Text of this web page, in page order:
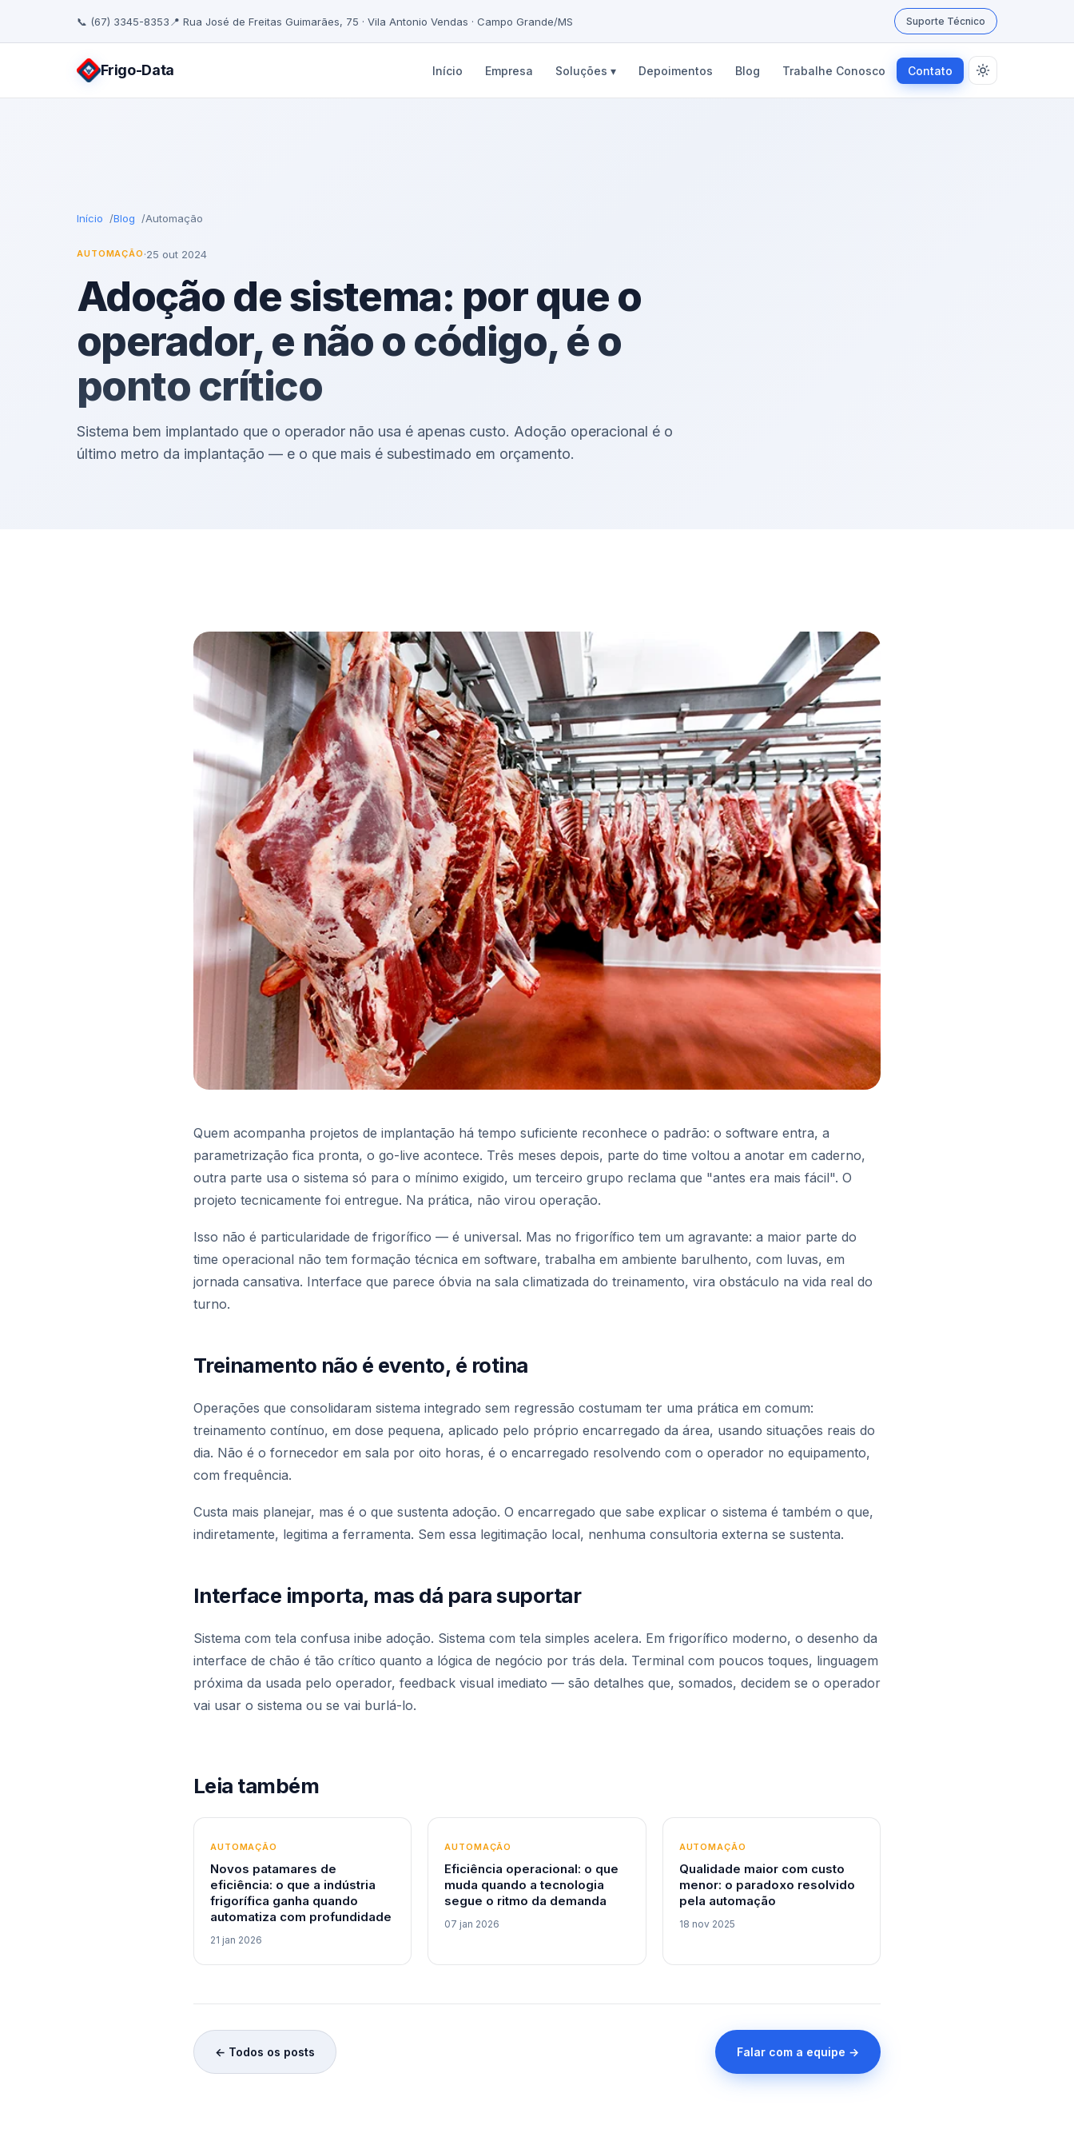
📞 (67) 3345-8353 📍 Rua José de Freitas Guimarães, 75 · Vila Antonio Vendas · Campo Grande/MS Suporte Técnico
Frigo-Data Início Empresa Soluções ▾ Depoimentos Blog Trabalhe Conosco Contato
Início Blog Automação
AUTOMAÇÃO ·25 out 2024
Adoção de sistema: por que o
operador, e não o código, é o
ponto crítico
Sistema bem implantado que o operador não usa é apenas custo. Adoção operacional é o
último metro da implantação — e o que mais é subestimado em orçamento.
Quem acompanha projetos de implantação há tempo suficiente reconhece o padrão: o software entra, a
parametrização fica pronta, o go-live acontece. Três meses depois, parte do time voltou a anotar em caderno,
outra parte usa o sistema só para o mínimo exigido, um terceiro grupo reclama que "antes era mais fácil". O
projeto tecnicamente foi entregue. Na prática, não virou operação.
Isso não é particularidade de frigorífico — é universal. Mas no frigorífico tem um agravante: a maior parte do
time operacional não tem formação técnica em software, trabalha em ambiente barulhento, com luvas, em
jornada cansativa. Interface que parece óbvia na sala climatizada do treinamento, vira obstáculo na vida real do
turno.
Treinamento não é evento, é rotina
Operações que consolidaram sistema integrado sem regressão costumam ter uma prática em comum:
treinamento contínuo, em dose pequena, aplicado pelo próprio encarregado da área, usando situações reais do
dia. Não é o fornecedor em sala por oito horas, é o encarregado resolvendo com o operador no equipamento,
com frequência.
Custa mais planejar, mas é o que sustenta adoção. O encarregado que sabe explicar o sistema é também o que,
indiretamente, legitima a ferramenta. Sem essa legitimação local, nenhuma consultoria externa se sustenta.
Interface importa, mas dá para suportar
Sistema com tela confusa inibe adoção. Sistema com tela simples acelera. Em frigorífico moderno, o desenho da
interface de chão é tão crítico quanto a lógica de negócio por trás dela. Terminal com poucos toques, linguagem
próxima da usada pelo operador, feedback visual imediato — são detalhes que, somados, decidem se o operador
vai usar o sistema ou se vai burlá-lo.
Leia também
AUTOMAÇÃO
Novos patamares de
eficiência: o que a indústria
frigorífica ganha quando
automatiza com profundidade
21 jan 2026
AUTOMAÇÃO
Eficiência operacional: o que
muda quando a tecnologia
segue o ritmo da demanda
07 jan 2026
AUTOMAÇÃO
Qualidade maior com custo
menor: o paradoxo resolvido
pela automação
18 nov 2025
← Todos os posts Falar com a equipe →